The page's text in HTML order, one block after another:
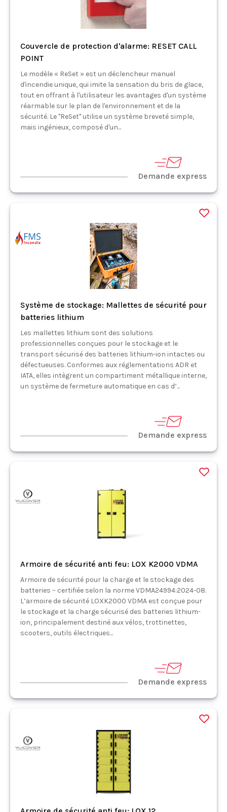
Couvercle de protection d'alarme: RESET CALL
POINT
Le modèle « ReSet » est un déclencheur manuel
d'incendie unique, qui imite la sensation du bris de glace,
tout en offrant à l'utilisateur les avantages d'un système
réarmable sur le plan de l'environnement et de la
sécurité. Le "ReSet" utilise un système breveté simple,
mais ingénieux, composé d'un...
Demande express
Système de stockage: Mallettes de sécurité pour
batteries lithium
Les mallettes lithium sont des solutions
professionnelles conçues pour le stockage et le
transport sécurisé des batteries lithium-ion intactes ou
défectueuses. Conformes aux réglementations ADR et
IATA, elles intègrent un compartiment métallique interne,
un système de fermeture automatique en cas d’...
Demande express
Armoire de sécurité anti feu: LOX K2000 VDMA
Armoire de sécurité pour la charge et le stockage des
batteries – certifiée selon la norme VDMA24994:2024-08.
L’armoire de sécurité LOXK2000 VDMA est conçue pour
le stockage et la charge sécurisé des batteries lithium-
ion, principalement destiné aux vélos, trottinettes,
scooters, outils électriques...
Demande express